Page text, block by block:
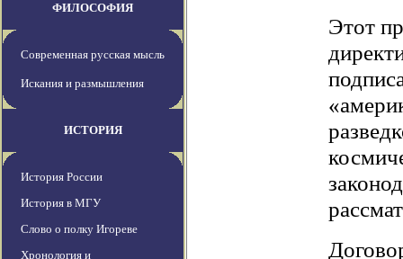
ФИЛОСОФИЯ
Современная русская мысль
Искания и размышления
ИСТОРИЯ
История России
История в МГУ
Слово о полку Игореве
Хронология и
Этот